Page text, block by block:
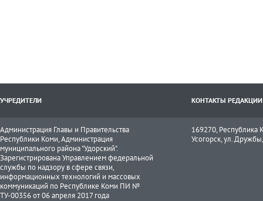
УЧРЕДИТЕЛИ КОНТАКТЫ РЕДАКЦИИ
Администрация Главы и Правительства
Республики Коми, Администрация
муниципального района "Удорский".
Зарегистрирована Управлением федеральной
службы по надзору в сфере связи,
информационных технологий и массовых
коммуникаций по Республике Коми ПИ №
ТУ-00356 от 06 апреля 2017 года
169270, Республика
Усогорск, ул.